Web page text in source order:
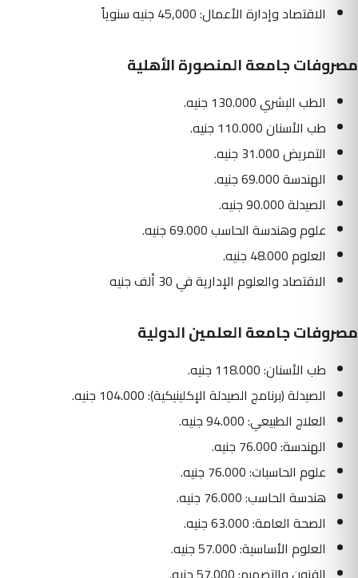
الاقتصاد وإدارة الأعمال: 45,000 جنيه سنوياً
مصروفات جامعة المنصورة الأهلية
الطب البشري 130.000 جنيه.
طب الأسنان 110.000 جنيه.
التمريض 31.000 جنيه.
الهندسة 69.000 جنيه.
الصيدلة 90.000 جنيه.
علوم وهندسة الحاسب 69.000 جنيه.
العلوم 48.000 جنيه.
الاقتصاد والعلوم الإدارية في 30 ألف جنيه
مصروفات جامعة العلمين الدولية
طب الأسنان: 118.000 جنيه.
الصيدلة (برنامج الصيدلة الإكلينيكية): 104.000 جنيه.
العلاج الطبيعي: 94.000 جنيه.
الهندسة: 76.000 جنيه.
علوم الحاسبات: 76.000 جنيه.
هندسة الحاسب: 76.000 جنيه.
الصحة العامة: 63.000 جنيه.
العلوم الأساسية: 57.000 جنيه.